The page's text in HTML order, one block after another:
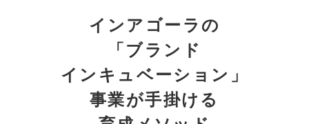
インアゴーラの
「ブランド
インキュベーション」
事業が手掛ける